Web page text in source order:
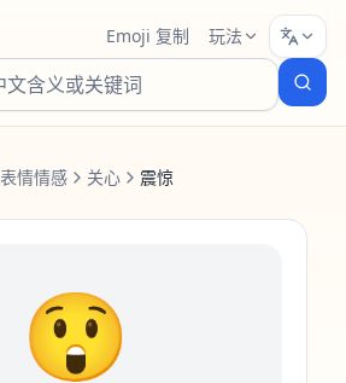
Emoji 复制 玩法
表情情感 关心 震惊
😲